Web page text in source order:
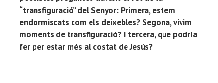
“transfiguració” del Senyor: Primera, estem
endormiscats com els deixebles? Segona, vivim
moments de transfiguració? I tercera, que podría
fer per estar més al costat de Jesús?